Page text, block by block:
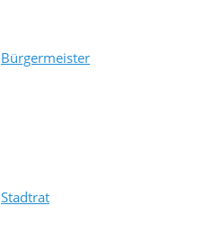
Bürgermeister
Stadtrat